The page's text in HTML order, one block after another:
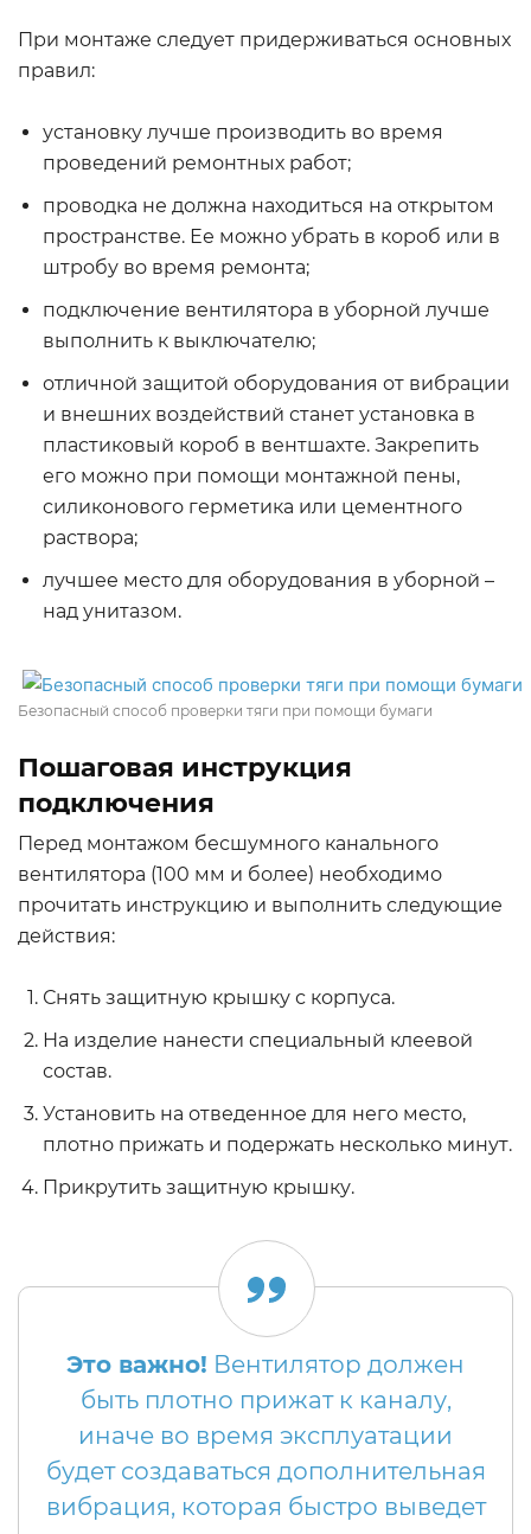
При монтаже следует придерживаться основных
правил:
установку лучше производить во время
проведений ремонтных работ;
проводка не должна находиться на открытом
пространстве. Ее можно убрать в короб или в
штробу во время ремонта;
подключение вентилятора в уборной лучше
выполнить к выключателю;
отличной защитой оборудования от вибрации
и внешних воздействий станет установка в
пластиковый короб в вентшахте. Закрепить
его можно при помощи монтажной пены,
силиконового герметика или цементного
раствора;
лучшее место для оборудования в уборной –
над унитазом.
Безопасный способ проверки тяги при помощи бумаги
Пошаговая инструкция
подключения
Перед монтажом бесшумного канального
вентилятора (100 мм и более) необходимо
прочитать инструкцию и выполнить следующие
действия:
Снять защитную крышку с корпуса.
На изделие нанести специальный клеевой
состав.
Установить на отведенное для него место,
плотно прижать и подержать несколько минут.
Прикрутить защитную крышку.
Это важно! Вентилятор должен
быть плотно прижат к каналу,
иначе во время эксплуатации
будет создаваться дополнительная
вибрация, которая быстро выведет